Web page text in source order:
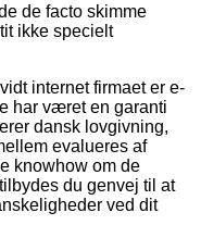
de facto skimme
ikke specielt
internet firmaet er e-
har været en garanti
dansk lovgivning,
evalueres af
knowhow om de
du genvej til at
ved dit